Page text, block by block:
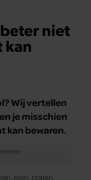
niet
kan
Wij vertellen
je misschien
kan bewaren.
eten, praten,